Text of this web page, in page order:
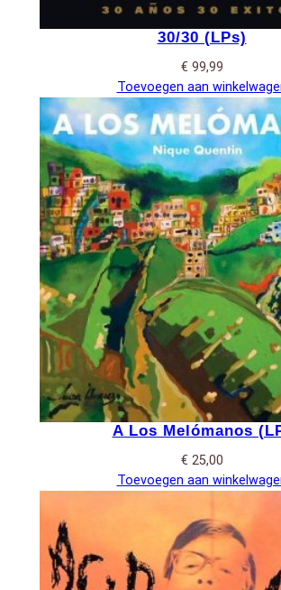
30/30 (LPs)
€ 99,99
Toevoegen aan
A Los Melómanos
€ 25,00
Toevoegen aan